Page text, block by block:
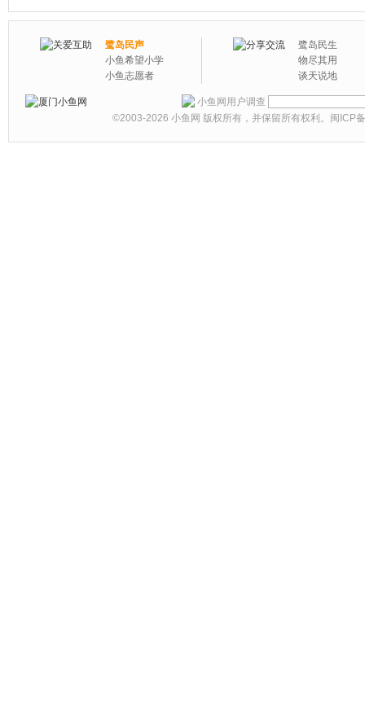
鹭岛民声
小鱼希望小学
小鱼志愿者
鹭岛民生
物尽其用
谈天说地
小鱼网用户调查
©2003-2026 小鱼网 版权所有，并保留所有权利。 闽ICP